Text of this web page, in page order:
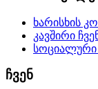
ხარისხის
კავშირი
სოციალური
ჩვენ